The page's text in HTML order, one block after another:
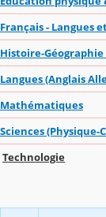
Français - Langues
Histoire-
Langues (Anglais
Mathématiques
Sciences (Physique-
Technologie